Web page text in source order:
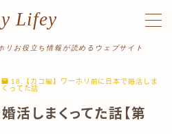
Lifey
リお役立ち情報が読めるウェブサイト
18.【カコ編】ワーホリ前に日本で婚活しま
くってた話
活しまくってた話【第